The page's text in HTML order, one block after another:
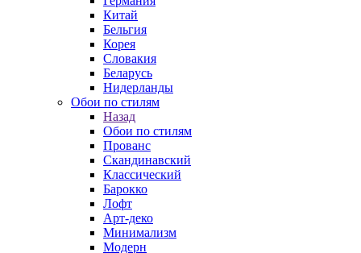
Китай
Бельгия
Корея
Словакия
Беларусь
Нидерланды
Обои по стилям
Назад
Обои по стилям
Прованс
Скандинавский
Классический
Барокко
Лофт
Арт-деко
Минимализм
Модерн